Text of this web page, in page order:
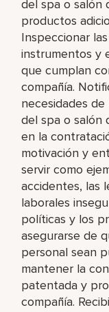
del spa o salón
productos
Inspeccionar
instrumentos y
que cumplan
compañía.
necesidades
del spa o salón
en la
motivación y
servir como
accidentes, las
laborales
políticas y los
asegurarse de
personal sean
mantener la
patentada y
compañía.